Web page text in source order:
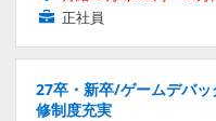
正社員
27卒・新卒/ゲームデバ
修制度充実